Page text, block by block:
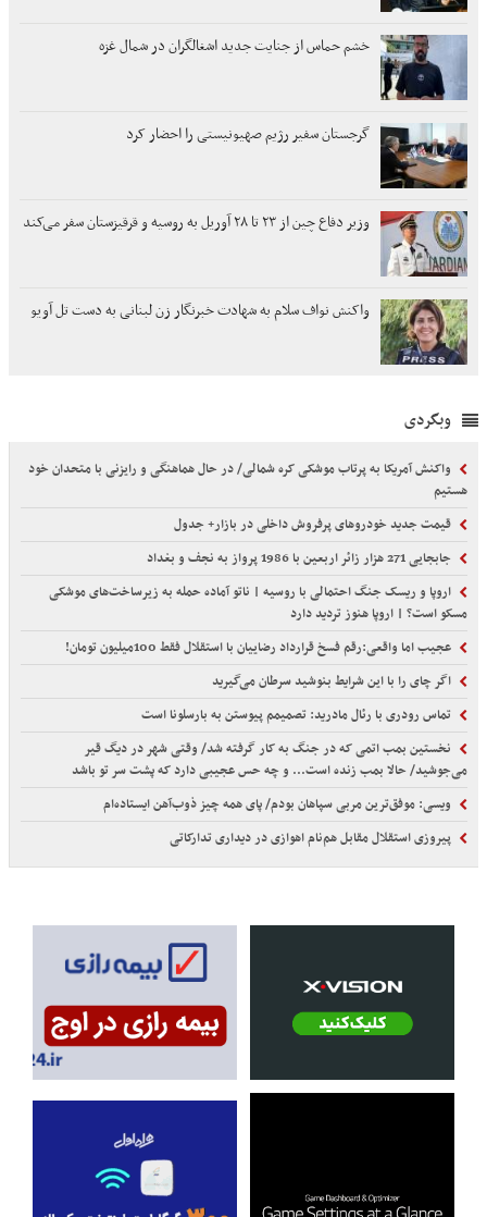
خشم حماس از جنایت جدید اشغالگران در شمال غزه
گرجستان سفیر رژیم صهیونیستی را احضار کرد
وزیر دفاع چین از ۲۳ تا ۲۸ آوریل به روسیه و قرقیزستان سفر می‌کند
واکنش نواف سلام به شهادت خبرنگار زن لبنانی به دست تل آویو
وبگردی
واکنش آمریکا به پرتاب موشکی کره شمالی/ در حال هماهنگی و رایزنی با متحدان خود
هستیم
قیمت جدید خودروهای پرفروش داخلی در بازار+ جدول
جابجایی 271 هزار زائر اربعین با 1986 پرواز به نجف و بغداد
اروپا و ریسک جنگ احتمالی با روسیه | ناتو آماده حمله به زیرساخت‌های موشکی
مسکو است؟ | اروپا هنوز تردید دارد
عجیب اما واقعی:رقم فسخ قرارداد رضاییان با استقلال فقط 100میلیون تومان!
اگر چای را با این شرایط بنوشید سرطان می‌گیرید
تماس رودری با رئال مادرید: تصمیمم پیوستن به بارسلونا است
نخستین بمب اتمی که در جنگ به کار گرفته شد/ وقتی شهر در دیگ قیر
می‌جوشید/ حالا بمب زنده است... و چه حس عجیبی دارد که پشت سر تو باشد
ویسی: موفق‌ترین مربی سپاهان بودم/ پای همه چیز ذوب‌آهن ایستاده‌ام
پیروزی استقلال مقابل هم‌نام اهوازی در دیداری تدارکاتی